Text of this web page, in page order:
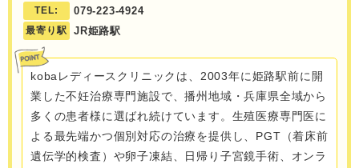
TEL: 079-223-4924
最寄り駅 JR姫路駅
kobaレディースクリニックは、2003年に姫路駅前に開
業した不妊治療専門施設で、播州地域・兵庫県全域から
多くの患者様に選ばれ続けています。生殖医療専門医に
よる最先端かつ個別対応の治療を提供し、PGT（着床前
遺伝学的検査）や卵子凍結、日帰り子宮鏡手術、オンラ